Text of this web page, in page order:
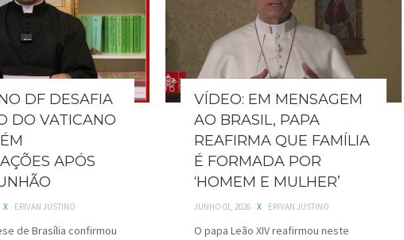
DF DESAFIA
DO VATICANO
APÓS
X ERIVAN JUSTINO
de Brasília confirmou
VÍDEO: EM MENSAGEM
AO BRASIL, PAPA
REAFIRMA QUE FAMÍLIA
É FORMADA POR
‘HOMEM E MULHER’
JUNHO 01, 2026 X ERIVAN JUSTINO
O papa Leão XIV reafirmou neste